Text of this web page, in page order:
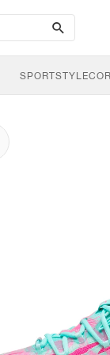
search-
btn
SPORTSTYLE